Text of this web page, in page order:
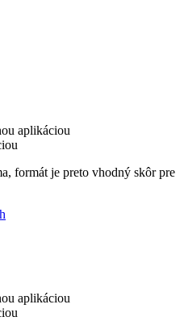
aplikáciou
formát je preto vhodný skôr pre
aplikáciou